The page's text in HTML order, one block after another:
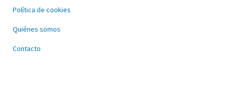
Política de cookies
Quiénes somos
Contacto